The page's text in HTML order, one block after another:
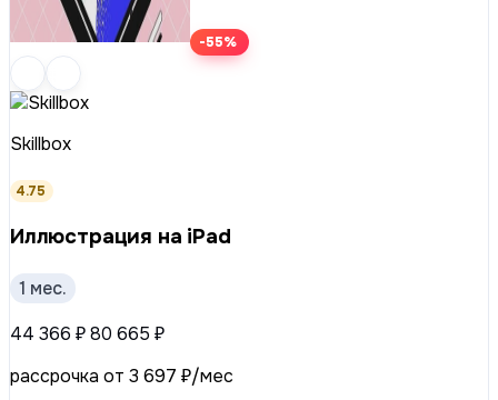
-55%
Skillbox
4.75
Иллюстрация на iPad
1 мес.
44 366 ₽80 665 ₽
рассрочка от 3 697 ₽/мес